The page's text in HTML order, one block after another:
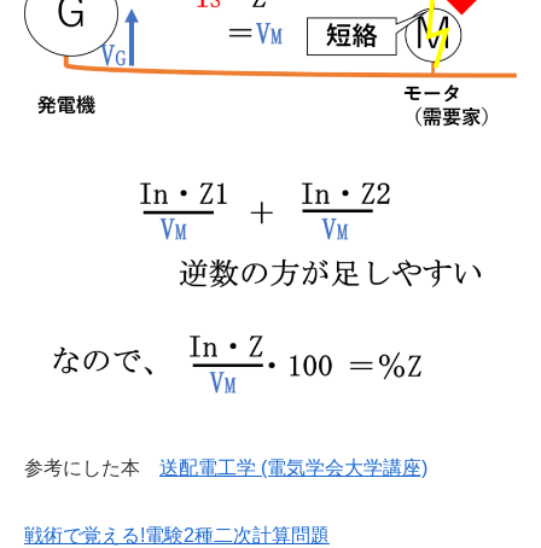
参考にした本 送配電工学 (電気学会大学講座)
戦術で覚える!電験2種二次計算問題